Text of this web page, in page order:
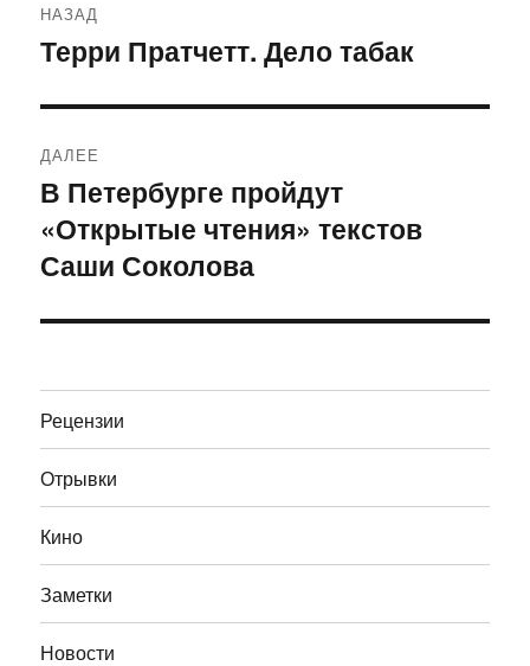
по
НАЗАД
Предыдущая
Терри Пратчетт. Дело табак
ДАЛЕЕ
Следующая
запись:
В Петербурге пройдут
«Открытые чтения» текстов
Саши Соколова
Рецензии
Отрывки
Кино
Заметки
Новости